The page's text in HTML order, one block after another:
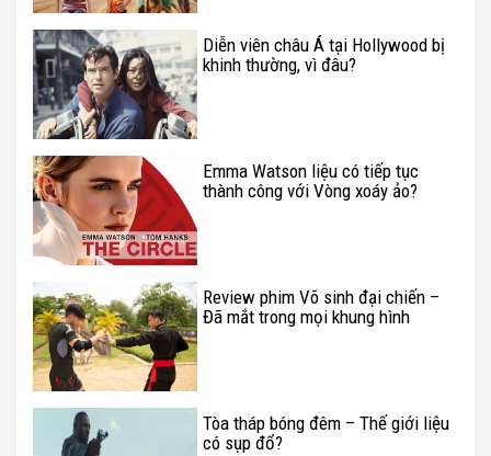
Diễn viên châu Á tại Hollywood bị
khinh thường, vì đâu?
Emma Watson liệu có tiếp tục
thành công với Vòng xoáy ảo?
Review phim Võ sinh đại chiến –
Đã mắt trong mọi khung hình
Tòa tháp bóng đêm – Thế giới liệu
có sụp đổ?